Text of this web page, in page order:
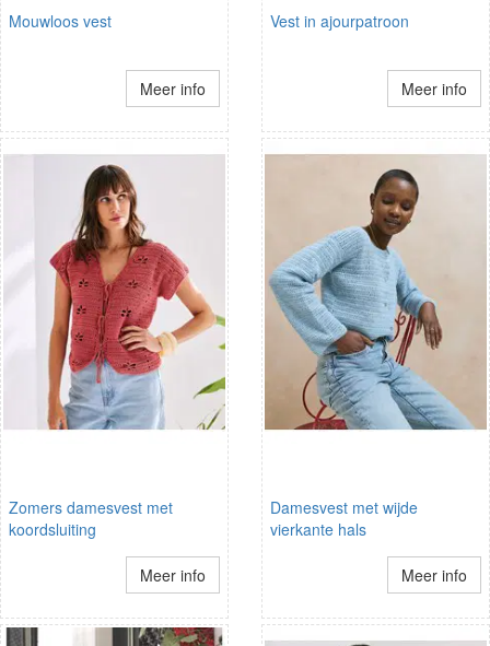
Mouwloos vest
Meer info
Vest in ajourpatroon
Meer info
Zomers damesvest met
koordsluiting
Meer info
Damesvest met wijde
vierkante hals
Meer info